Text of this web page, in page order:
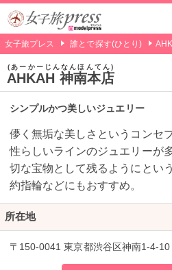
女子旅プレス 誰とで探す(ひとり)
AHKAH 神南本店
あーかーじんなんほんてん
シンプルかつ美しいジュエリー
儚く無垢な美しさというコンセ
性らしいラインのジュエリーが
切な宝物として残るようにとい
約指輪などにもおすすめ。
所在地
〒150-0041 東京都渋谷区神南1-4-10